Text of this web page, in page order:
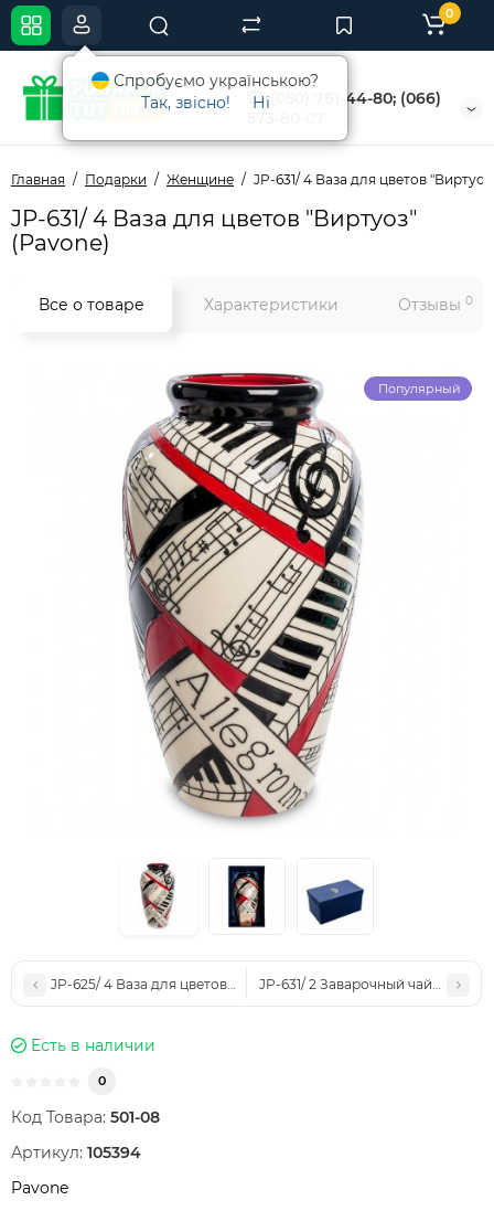
(050) 761-44-80; (066)
0
Главная Подарки Женщине JP-631/ 4 Ваза для цветов
JP-631/ 4 Ваза для цветов "Виртуоз"
(Pavone)
Все о товаре Характеристики Отзывы 0
Популярный
JP-625/ 4 Ваза для цветов "Ирис" (Pavone)JP-631/ 2 Заварочный чайник
Есть в наличии
0
Код Товара: 501-08
Артикул: 105394
Pavone
Спробуємо українською?
Так, звісно!
Ні